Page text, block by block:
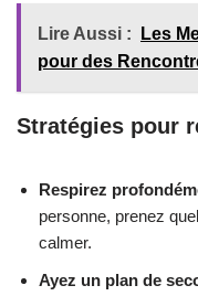
Lire Aussi :
Les
pour des
Stratégies pour
Respirez
personne, prenez
calmer.
Ayez un plan de